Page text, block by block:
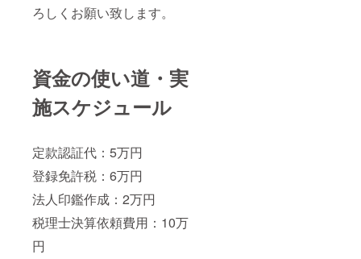
ろしくお願い致します。
資金の使い道・実
施スケジュール
定款認証代：5万円
登録免許税：6万円
法人印鑑作成：2万円
税理士決算依頼費用：10万
円